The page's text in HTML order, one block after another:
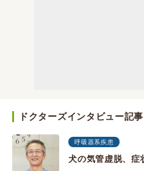
ドクターズインタビュー記事
呼吸器系疾患
犬の気管虚脱、症